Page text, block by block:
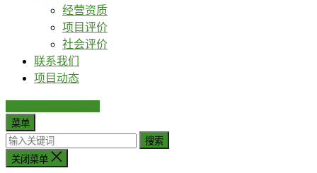
经营资质
项目评价
社会评价
联系我们
项目动态
菜单
搜索
关闭菜单